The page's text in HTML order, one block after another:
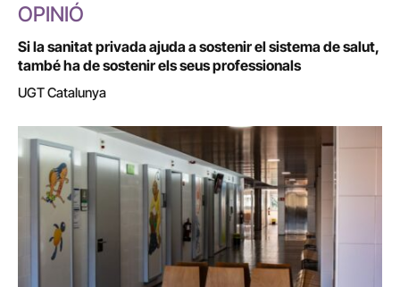
OPINIÓ
Si la sanitat privada ajuda a sostenir el sistema de salut,
també ha de sostenir els seus professionals
UGT Catalunya